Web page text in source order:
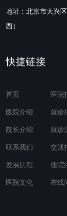
地址：北京市大兴
西）
快捷链接
首页
医院介绍
院长介绍
联系我们
发展历程
医院文化
医院
就诊
就诊
交通
住院
在线